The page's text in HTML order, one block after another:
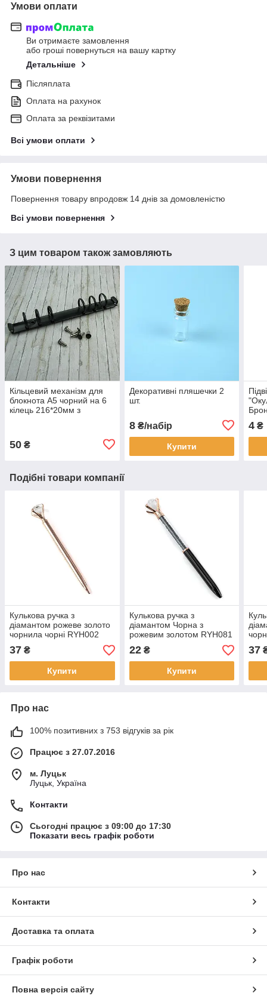
Умови оплати
Ви отримаєте замовлення
або гроші повернуться на вашу картку
Детальніше
Післяплата
Оплата на рахунок
Оплата за реквізитами
Всі умови оплати
Умови повернення
Повернення товару впродовж 14 днів за домовленістю
Всі умови повернення
З цим товаром також замовляють
Кільцевий механізм для
блокнота А5 чорний на 6
кілець 216*20мм з
50 ₴
Декоративні пляшечки 2
шт.
8₴/набір
Купити
4 ₴
Подібні товари компанії
Кулькова ручка з
діамантом рожеве золото
чорнила чорні RYH002
37 ₴
Купити
Кулькова ручка з
діамантом Чорна з
рожевим золотом RYH081
22₴
Купити
37
Про нас
100% позитивних з 753 відгуків за рік
Працює з 27.07.2016
м. Луцьк
Луцьк, Україна
Контакти
Сьогодні працює з 09:00 до 17:30
Показати весь графік роботи
Про нас
Контакти
Доставка та оплата
Графік роботи
Повна версія сайту